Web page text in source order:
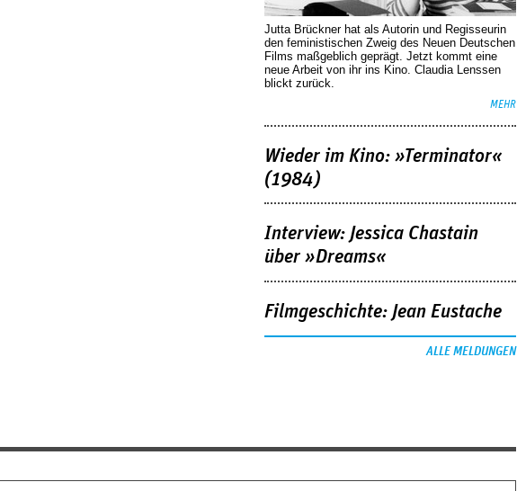
Jutta Brückner hat als Autorin und Regisseurin
den feministischen Zweig des Neuen Deutschen
Films maßgeblich geprägt. Jetzt kommt eine
neue Arbeit von ihr ins Kino. Claudia Lenssen
blickt zurück.
MEHR
Wieder im Kino: »Terminator«
(1984)
Interview: Jessica Chastain
über »Dreams«
Filmgeschichte: Jean Eustache
ALLE MELDUNGEN